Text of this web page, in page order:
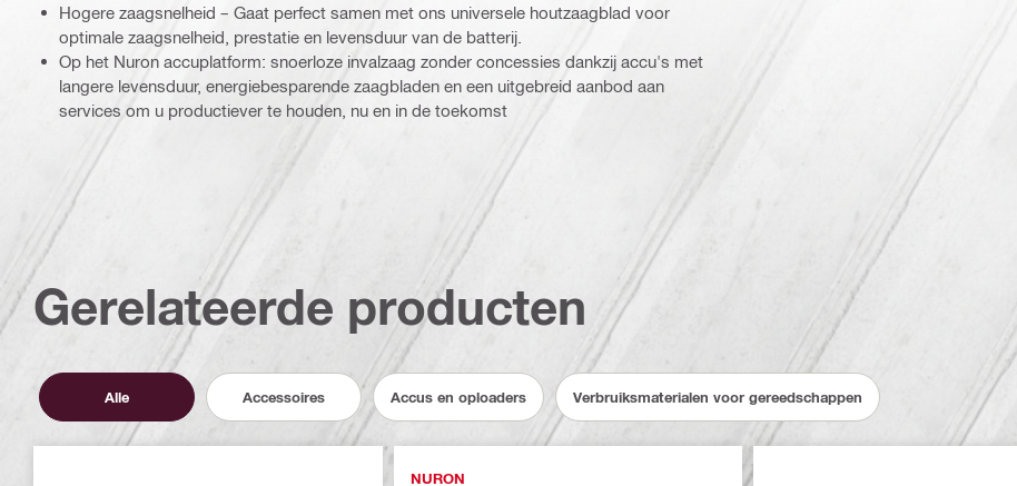
Hogere zaagsnelheid – Gaat perfect samen met ons universele houtzaagblad voor
optimale zaagsnelheid, prestatie en levensduur van de batterij.
Op het Nuron accuplatform: snoerloze invalzaag zonder concessies dankzij accu's met
langere levensduur, energiebesparende zaagbladen en een uitgebreid aanbod aan
services om u productiever te houden, nu en in de toekomst
Gerelateerde producten
Alle Accessoires Accus en oploaders Verbruiksmaterialen voor gereedschappen
NURON